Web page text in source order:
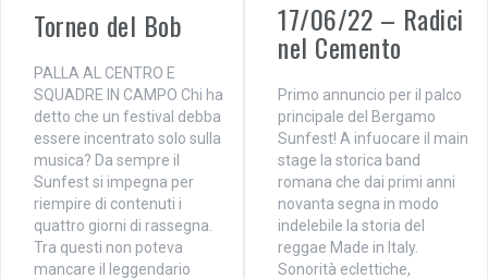
17/06/22 – Radici
nel Cemento
Primo annuncio per il palco
principale del Bergamo
Sunfest! A infuocare il main
stage la storica band
romana che dai primi anni
novanta segna in modo
indelebile la storia del
reggae Made in Italy.
Sonorità eclettiche,
Torneo del Bob
PALLA AL CENTRO E
SQUADRE IN CAMPO Chi ha
detto che un festival debba
essere incentrato solo sulla
musica? Da sempre il
Sunfest si impegna per
riempire di contenuti i
quattro giorni di rassegna.
Tra questi non poteva
mancare il leggendario